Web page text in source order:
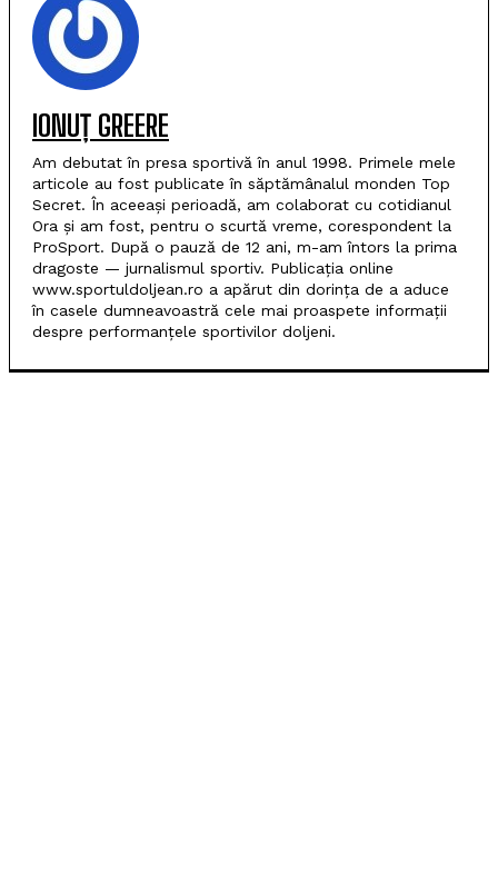
IONUȚ GREERE
Am debutat în presa sportivă în anul 1998. Primele mele
articole au fost publicate în săptămânalul monden Top
Secret. În aceeași perioadă, am colaborat cu cotidianul
Ora și am fost, pentru o scurtă vreme, corespondent la
ProSport. După o pauză de 12 ani, m-am întors la prima
dragoste — jurnalismul sportiv. Publicația online
www.sportuldoljean.ro a apărut din dorința de a aduce
în casele dumneavoastră cele mai proaspete informații
despre performanțele sportivilor doljeni.